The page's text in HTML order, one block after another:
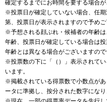
確定するまでにお時間を要する場合
※投票日が確定していない場合、任
第、投票日が表示されますので予めご
※予想される顔ぶれ・候補者の年齢
年齢、投票日が確定している場合は
年齢とは異なる場合がございますので
※投票数の下に「（）」表示されて
います。
※掲載されている得票数で小数点が
ータに準拠し、按分された数字になり